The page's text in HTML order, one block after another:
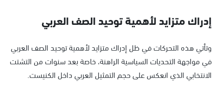
إدراك متزايد لأهمية توحيد الصف العربي
وتأتي هذه التحركات في ظل إدراك متزايد لأهمية توحيد الصف العربي
في مواجهة التحديات السياسية الراهنة، خاصة بعد سنوات من التشتت
الانتخابي الذي انعكس على حجم التمثيل العربي داخل الكنيست.